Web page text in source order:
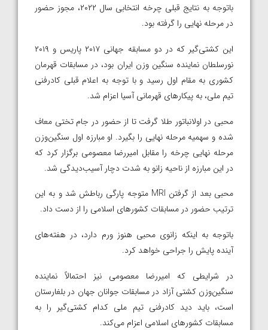
باتوجه به نتایج قبلی چرخه انتخابی سال ۲۰۲۲، مجوز حضور
در مرحله نهایی را گرفته بود.
این کشتی‌گیر که در دو مسابقه جهانی ۲۰۱۷ پاریس و ۲۰۱۹
نورسلطان نماینده سنگین وزن ایران بود، در مسابقات قهرمان
کشوری به مقام اول رسید و با توجه به اعلام قبلی کادرفنی
تیم ملی، به پیکارهای قهرمانی آسیا اعزام شد.
محبی در اولانباتور طلا گرفت تا از حضور در جام تختی معاف
شده و سهمیه مرحله نهایی را بگیرد. او مبارزه اول سنگین‌وزن
مرحله نهایی چرخه را مقابل امیررضا معصومی برگزار کرد که
در این مبارزه از ناحیه زانو به شدت دچار آسیب‌دیدگی شد.
محبی بعد از گرفتن MRI متوجه پارگی رباطش شد و به این
ترتیب حضور در مسابقات کشورهای اسلامی را از دست داد.
باتوجه به اینکه زانوی محبی هنوز ورم دارد، در هفته‌های
آینده پایش را جراحی خواهد کرد.
در شرایطی که امیررضا معصومی نیز احتمالاً نماینده
سنگین‌وزن کشتی آزاد در مسابقات جوانان جهان در بلغارستان
است، باید دید کادرفنی تیم ملی کدام کشتی‌گیر را به
مسابقات کشورهای اسلامی اعزام می‌کند.